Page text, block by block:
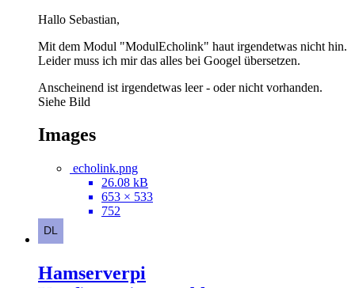
Hallo Sebastian,
Mit dem Modul "ModulEcholink" haut irgendetwas nicht hin.
Leider muss ich mir das alles bei Googel übersetzen.
Anscheinend ist irgendetwas leer - oder nicht vorhanden.
Siehe Bild
Images
echolink.png
26.08 kB
653 × 533
752
Hamserverpi